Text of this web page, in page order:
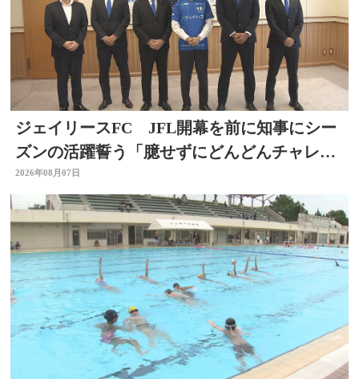
ジェイリースFC JFL開幕を前に知事にシー
ズンの活躍誓う「臆せずにどんどんチャレン
ジする」大分
2026年08月07日